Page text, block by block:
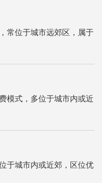
常位于城市远郊区，属于
模式，多位于城市内或近
于城市内或近郊，区位优